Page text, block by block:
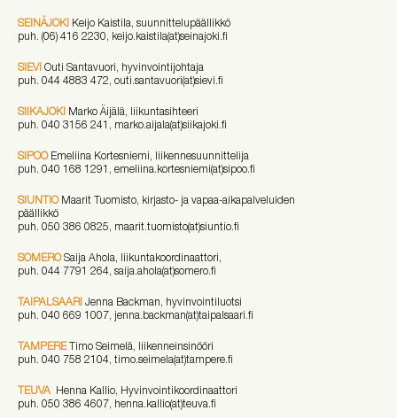
SEINÄJOKI Keijo Kaistila, suunnittelupäällikkö
puh. (06) 416 2230, keijo.kaistila(at)seinajoki.fi
SIEVI Outi Santavuori, hyvinvointijohtaja
puh. 044 4883 472, outi.santavuori(at)sievi.fi
SIIKAJOKI Marko Äijälä, liikuntasihteeri
puh. 040 3156 241, marko.aijala(at)siikajoki.fi
SIPOOEmeliina Kortesniemi, liikennesuunnittelija
puh. 040 168 1291 , emeliina.kortesniemi(at)sipoo.fi
SIUNTIOMaarit Tuomisto, kirjasto- ja vapaa-aikapalveluiden
päällikkö
puh. 050 386 0825, maarit.tuomisto(at)siuntio.fi
SOMERO Saija Ahola, liikuntakoordinaattori,
puh. 044 7791 264, saija.ahola(at)somero.fi
TAIPALSAARI Jenna Backman, hyvinvointiluotsi
puh. 040 669 1007, jenna.backman(at)taipalsaari.fi
TAMPERETimo Seimelä, liikenneinsinööri
puh. 040 758 2104, timo.seimela(at)tampere.fi
TEUVA Henna Kallio, Hyvinvointikoordinaattori
puh. 050 386 4607, henna.kallio(at)teuva.fi